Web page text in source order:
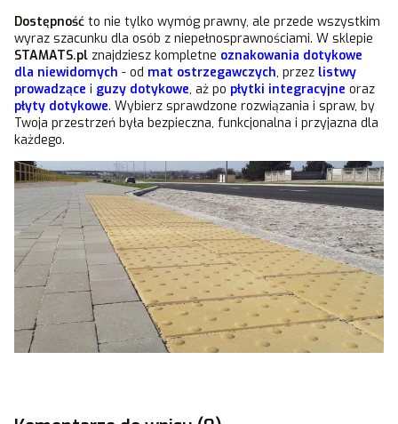
Dostępność to nie tylko wymóg prawny, ale przede wszystkim
wyraz szacunku dla osób z niepełnosprawnościami. W sklepie
STAMATS.pl znajdziesz kompletne oznakowania dotykowe
dla niewidomych - od mat ostrzegawczych, przez listwy
prowadzące i guzy dotykowe, aż po płytki integracyjne oraz
płyty dotykowe. Wybierz sprawdzone rozwiązania i spraw, by
Twoja przestrzeń była bezpieczna, funkcjonalna i przyjazna dla
każdego.